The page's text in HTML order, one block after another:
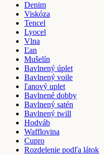
Denim
Viskóza
Tencel
Lyocel
Vlna
Ľan
Mušelín
Bavlnený úplet
Bavlnený voile
ľanový uplet
Bavlnené dobby
Bavlnený satén
Bavlnený twill
Hodváb
Wafflovina
Cupro
Rozdelenie podľa látok